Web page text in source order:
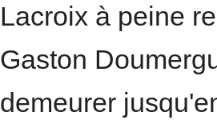
Lacroix à peine
Gaston
demeurer